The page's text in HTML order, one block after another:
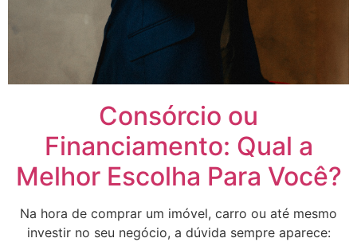
Consórcio ou
Financiamento: Qual a
Melhor Escolha Para Você?
Na hora de comprar um imóvel, carro ou até mesmo
investir no seu negócio, a dúvida sempre aparece: